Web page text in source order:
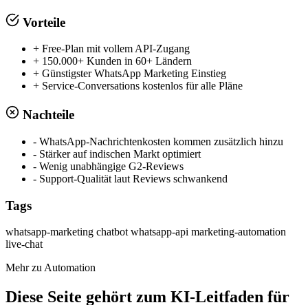
Vorteile
+ Free-Plan mit vollem API-Zugang
+ 150.000+ Kunden in 60+ Ländern
+ Günstigster WhatsApp Marketing Einstieg
+ Service-Conversations kostenlos für alle Pläne
Nachteile
- WhatsApp-Nachrichtenkosten kommen zusätzlich hinzu
- Stärker auf indischen Markt optimiert
- Wenig unabhängige G2-Reviews
- Support-Qualität laut Reviews schwankend
Tags
whatsapp-marketing chatbot whatsapp-api marketing-automation
live-chat
Mehr zu Automation
Diese Seite gehört zum KI-Leitfaden für